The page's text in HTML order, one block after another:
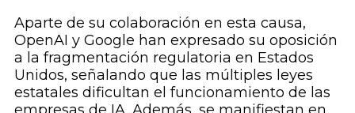
Aparte de su colaboración en esta causa,
OpenAI y Google han expresado su oposición
a la fragmentación regulatoria en Estados
Unidos, señalando que las múltiples leyes
estatales dificultan el funcionamiento de las